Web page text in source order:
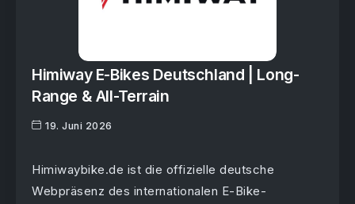
Himiway E-Bikes Deutschland | Long-
Range & All-Terrain
19. Juni 2026
Himiwaybike.de ist die offizielle deutsche
Webpräsenz des internationalen E-Bike-